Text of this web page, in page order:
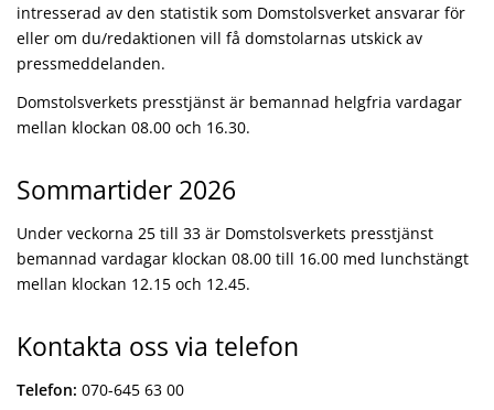
intresserad av den statistik som Domstolsverket ansvarar för
eller om du/redaktionen vill få domstolarnas utskick av
pressmeddelanden.
Domstolsverkets presstjänst är bemannad helgfria vardagar
mellan klockan 08.00 och 16.30.
Sommartider 2026
Under veckorna 25 till 33 är Domstolsverkets presstjänst
bemannad vardagar klockan 08.00 till 16.00 med lunchstängt
mellan klockan 12.15 och 12.45.
Kontakta oss via telefon
Telefon: 070-645 63 00